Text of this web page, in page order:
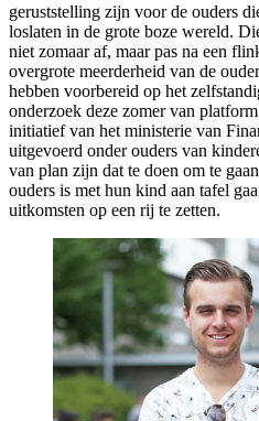
geruststelling zijn voor de ouders
loslaten in de grote boze wereld.
niet zomaar af, maar pas na een
overgrote meerderheid van de
hebben voorbereid op het
onderzoek deze zomer van
initiatief van het ministerie van
uitgevoerd onder ouders van
van plan zijn dat te doen om te
ouders is met hun kind aan tafel
uitkomsten op een rij te zetten.